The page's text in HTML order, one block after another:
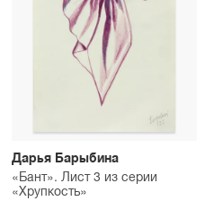
Дарья Барыбина
«Бант». Лист 3 из серии
«Хрупкость»